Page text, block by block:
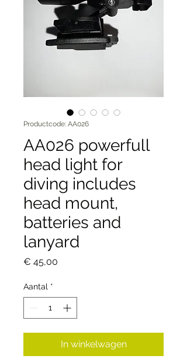
Productcode: AA026
AA026 powerfull
head light for
diving includes
head mount,
batteries and
lanyard
€ 45,00
Aantal *
In winkelwagen